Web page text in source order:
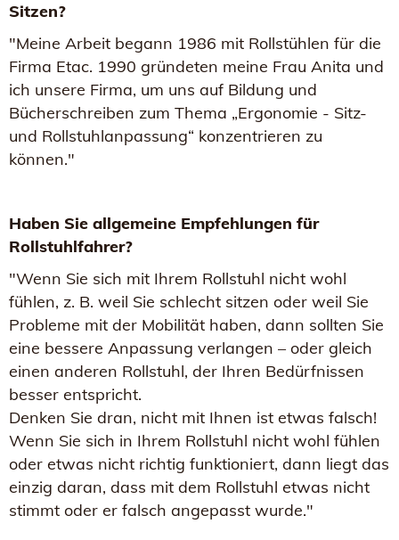
Sitzen?
"Meine Arbeit begann 1986 mit Rollstühlen für die
Firma Etac. 1990 gründeten meine Frau Anita und
ich unsere Firma, um uns auf Bildung und
Bücherschreiben zum Thema „Ergonomie - Sitz-
und Rollstuhlanpassung“ konzentrieren zu
können."
Haben Sie allgemeine Empfehlungen für
Rollstuhlfahrer?
"Wenn Sie sich mit Ihrem Rollstuhl nicht wohl
fühlen, z. B. weil Sie schlecht sitzen oder weil Sie
Probleme mit der Mobilität haben, dann sollten Sie
eine bessere Anpassung verlangen – oder gleich
einen anderen Rollstuhl, der Ihren Bedürfnissen
besser entspricht.
Denken Sie dran, nicht mit Ihnen ist etwas falsch!
Wenn Sie sich in Ihrem Rollstuhl nicht wohl fühlen
oder etwas nicht richtig funktioniert, dann liegt das
einzig daran, dass mit dem Rollstuhl etwas nicht
stimmt oder er falsch angepasst wurde."